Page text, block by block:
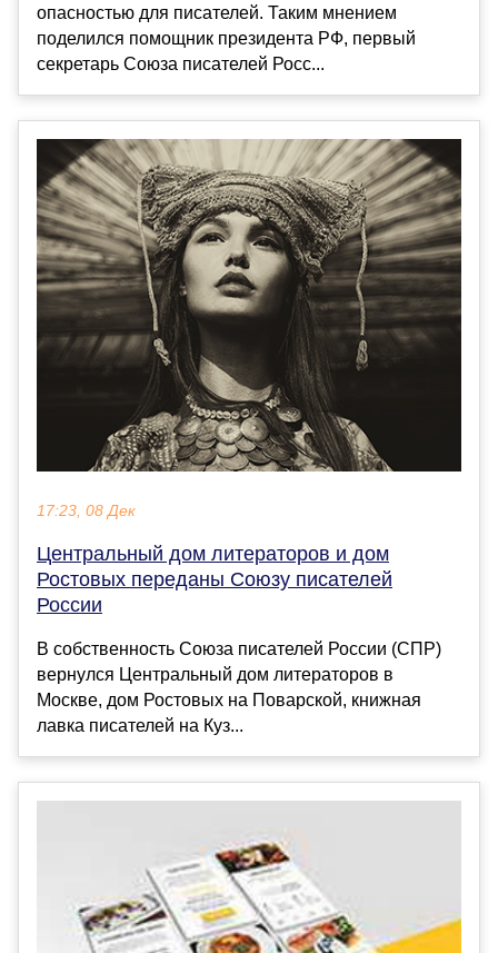
опасностью для писателей. Таким мнением
поделился помощник президента РФ, первый
секретарь Союза писателей Росс...
17:23, 08 Дек
Центральный дом литераторов и дом
Ростовых переданы Союзу писателей
России
В собственность Союза писателей России (СПР)
вернулся Центральный дом литераторов в
Москве, дом Ростовых на Поварской, книжная
лавка писателей на Куз...